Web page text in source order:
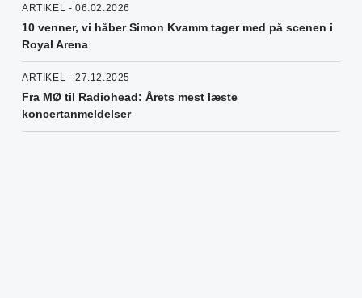
ARTIKEL - 06.02.2026
10 venner, vi håber Simon Kvamm tager med på scenen i
Royal Arena
ARTIKEL - 27.12.2025
Fra MØ til Radiohead: Årets mest læste
koncertanmeldelser